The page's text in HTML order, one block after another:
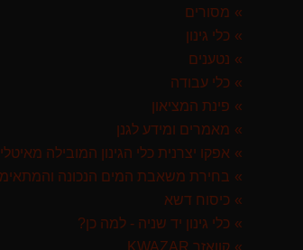
מסורים
כלי גינון
נטענים
כלי עבודה
פינת המציאון
מאמרים ומידע לגנן
אפקו יצרנית כלי הגינון המובילה
בחירת משאבת המים הנכונה
כיסוח דשא
כלי גינון יד שניה - למה כן?